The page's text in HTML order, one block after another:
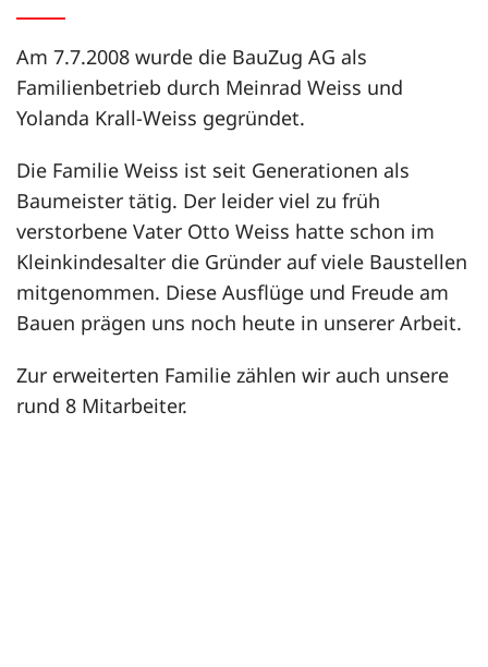
Am 7.7.2008 wurde die BauZug AG als
Familienbetrieb durch Meinrad Weiss und
Yolanda Krall-Weiss gegründet.
Die Familie Weiss ist seit Generationen als
Baumeister tätig. Der leider viel zu früh
verstorbene Vater Otto Weiss hatte schon im
Kleinkindesalter die Gründer auf viele Baustellen
mitgenommen. Diese Ausflüge und Freude am
Bauen prägen uns noch heute in unserer Arbeit.
Zur erweiterten Familie zählen wir auch unsere
rund 8 Mitarbeiter.